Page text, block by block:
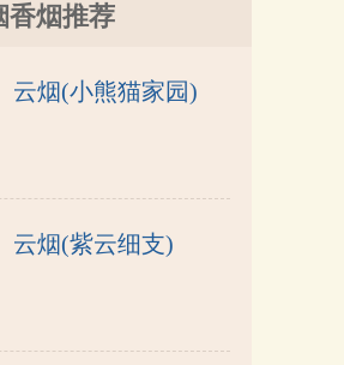
香烟推荐
云烟(小熊猫家园)
云烟(紫云细支)